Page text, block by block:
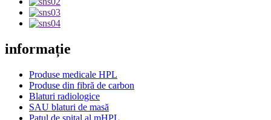
informație
Produse medicale HPL
Produse din fibră de carbon
Blaturi radiologice
SAU blaturi de masă
Patul de spital al mHPL